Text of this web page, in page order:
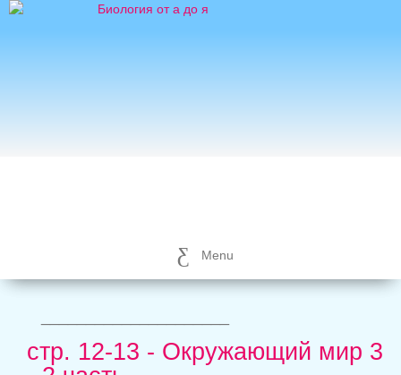
Menu
стр. 12-13 - Окружающий мир 3